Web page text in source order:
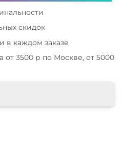
скидок
в каждом заказе
от 3500 р по Москве, от 5000